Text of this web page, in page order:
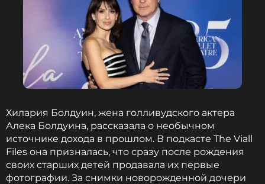
2 месяца назад
Новость по теме >
Ранее Айрленд Болдуин, старшая дочь актера
Алека Болдуина и Ким Бейсингер,
объявила
социальных сетях о второй беременности.
ФОТО: Nancy Kaszerman / ТАСС
Читайте нас в МАКСе, чтобы
оставаться в курсе событий
Хилария Болдуин, жена голливудского актера
Алека Болдуина, рассказала о необычном
источнике дохода в прошлом. В подкасте The Viall
Files она призналась, что сразу после рождения
своих старших детей продавала их первые
фотографии. За снимки новорожденной дочери